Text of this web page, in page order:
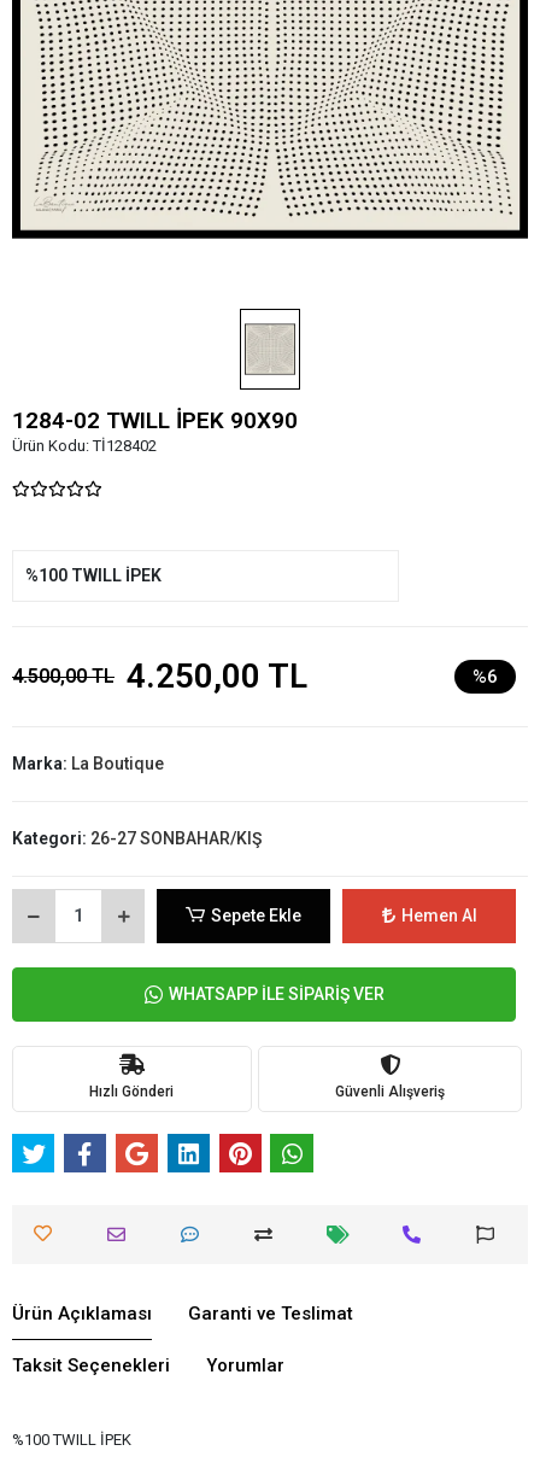
1284-02 TWILL İPEK 90X90
Ürün Kodu:Tİ128402
%100 TWILL İPEK
4.500,00 TL 4.250,00 TL %6
Marka: La Boutique
Kategori: 26-27 SONBAHAR/KIŞ
Sepete Ekle Hemen Al
WHATSAPP İLE SİPARİŞ VER
Hızlı Gönderi Güvenli Alışveriş
Ürün Açıklaması Garanti ve Teslimat
Taksit Seçenekleri Yorumlar
%100 TWILL İPEK